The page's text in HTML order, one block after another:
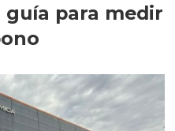
para medir